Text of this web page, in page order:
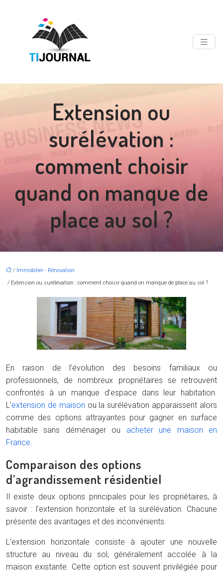
Extension ou
surélévation :
comment choisir
quand on manque de
place au sol ?
/ Immobilier - Rénovation
/ Extension ou surélévation : comment choisir quand on manque de place au sol ?
En raison de l’évolution des besoins familiaux ou
professionnels, de nombreux propriétaires se retrouvent
confrontés à un manque d’espace dans leur habitation.
L’extension de maison ou la surélévation apparaissent alors
comme des options attrayantes pour gagner en surface
habitable sans déménager ou acheter une maison en
France.
Comparaison des options
d’agrandissement résidentiel
Il existe deux options principales pour les propriétaires, à
savoir : l’extension horizontale et la surélévation. Chacune
présente des avantages et des inconvénients.
L’extension horizontale consiste à ajouter une nouvelle
structure au niveau du sol, généralement accolée à la
maison existante. Cette option est souvent privilégiée pour